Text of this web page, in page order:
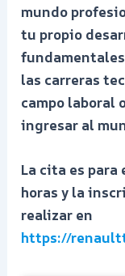
mundo
tu propio
las carreras
campo laboral
ingresar al
La cita es para
horas y la
realizar en
https://